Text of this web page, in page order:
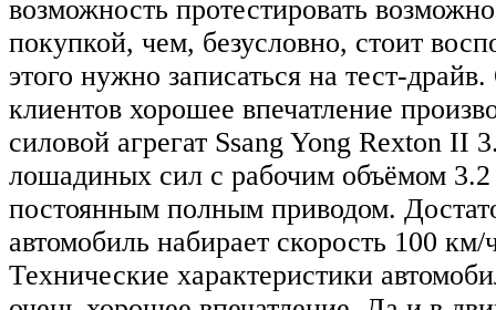
возможность протестировать
покупкой, чем, безусловно, стоит
этого нужно записаться на тест-
клиентов хорошее впечатление
силовой агрегат Ssang Yong Rexton II
лошадиных сил с рабочим объёмом 3.2
постоянным полным приводом.
автомобиль набирает скорость 100 км/
Технические характеристики